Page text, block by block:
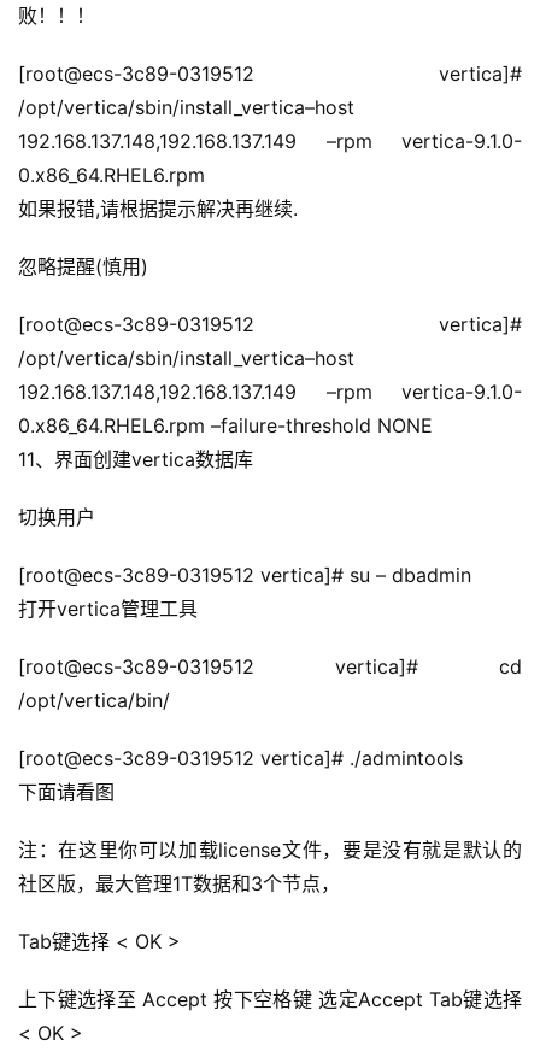
败！！！
[root@ecs-3c89-0319512 vertica]#
/opt/vertica/sbin/install_vertica–host
192.168.137.148,192.168.137.149 –rpm vertica-9.1.0-
0.x86_64.RHEL6.rpm
如果报错,请根据提示解决再继续.
忽略提醒(慎用)
[root@ecs-3c89-0319512 vertica]#
/opt/vertica/sbin/install_vertica–host
192.168.137.148,192.168.137.149 –rpm vertica-9.1.0-
0.x86_64.RHEL6.rpm –failure-threshold NONE
11、界面创建vertica数据库
切换用户
[root@ecs-3c89-0319512 vertica]# su – dbadmin
打开vertica管理工具
[root@ecs-3c89-0319512 vertica]# cd
/opt/vertica/bin/
[root@ecs-3c89-0319512 vertica]# ./admintools
下面请看图
注：在这里你可以加载license文件，要是没有就是默认的
社区版，最大管理1T数据和3个节点，
Tab键选择 < OK >
上下键选择至 Accept 按下空格键 选定Accept Tab键选择
< OK >